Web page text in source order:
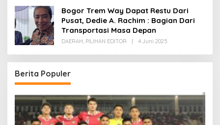
Bogor Trem Way Dapat Restu Dari
Pusat, Dedie A. Rachim : Bagian Dari
Transportasi Masa Depan
DAERAH, PILIHAN EDITOR 4 Juni 2025
Berita Populer